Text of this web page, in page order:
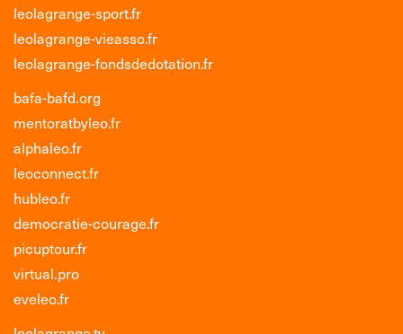
leolagrange-sport.fr
leolagrange-vieasso.fr
leolagrange-fondsdedotation.fr
bafa-bafd.org
mentoratbyleo.fr
alphaleo.fr
leoconnect.fr
hubleo.fr
democratie-courage.fr
picuptour.fr
virtual.pro
eveleo.fr